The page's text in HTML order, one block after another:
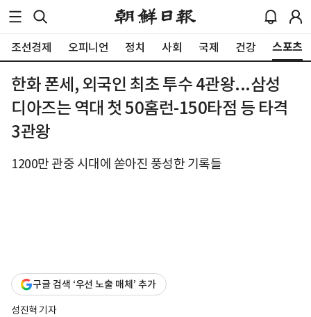
조선경제 오피니언 정치 사회 국제 건강 스포츠
한화 폰세, 외국인 최초 투수 4관왕...삼성
디아즈는 역대 첫 50홈런-150타점 등 타격
3관왕
1200만 관중 시대에 쏟아진 풍성한 기록들
구글 검색 ‘우선 노출 매체’ 추가
성진혁 기자